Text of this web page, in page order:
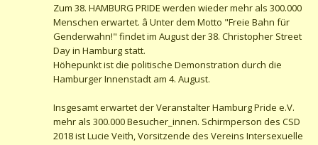
Zum 38. HAMBURG PRIDE werden wieder mehr als 300.000
Menschen erwartet. â Unter dem Motto "Freie Bahn für
Genderwahn!" findet im August der 38. Christopher Street
Day in Hamburg statt.
Höhepunkt ist die politische Demonstration durch die
Hamburger Innenstadt am 4. August.
Insgesamt erwartet der Veranstalter Hamburg Pride e.V.
mehr als 300.000 Besucher_innen. Schirmperson des CSD
2018 ist Lucie Veith, Vorsitzende des Vereins Intersexuelle